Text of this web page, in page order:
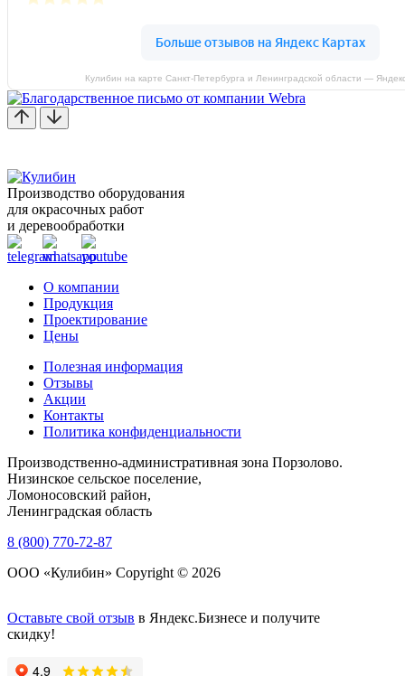
Кулибин на карте Санкт‑Петербурга и Ленинградской области —
Производство оборудования
для окрасочных работ
и деревообработки
О компании
Продукция
Проектирование
Цены
Полезная информация
Отзывы
Акции
Контакты
Политика конфиденциальности
Производственно-административная зона Порзолово.
Низинское сельское поселение,
Ломоносовский район,
Ленинградская область
8 (800) 770-72-87
ООО «Кулибин» Copyright © 2026
Оставьте свой отзыв в Яндекс.Бизнесе и получите
скидку!